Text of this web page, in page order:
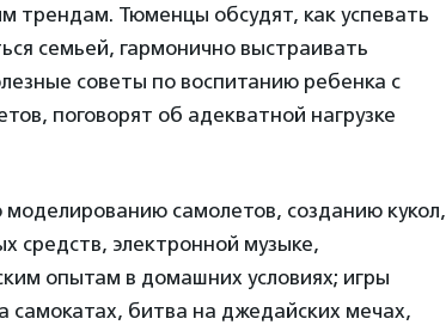
трендам. Тюменцы обсудят, как успевать
семьей, гармонично выстраивать
советы по воспитанию ребенка с
поговорят об адекватной нагрузке
самолетов, созданию кукол,
средств, электронной музыке,
опытам в домашних условиях; игры
самокатах, битва на джедайских мечах,